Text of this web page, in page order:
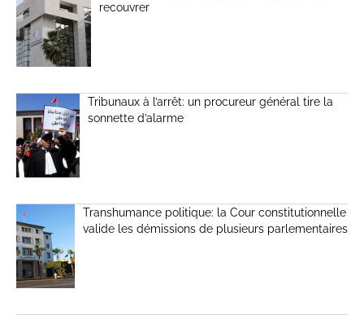
recouvrer
Tribunaux à l’arrêt: un procureur général tire la
sonnette d’alarme
Transhumance politique: la Cour constitutionnelle
valide les démissions de plusieurs parlementaires